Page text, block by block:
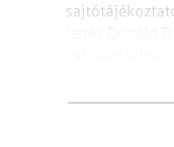
másról, mint